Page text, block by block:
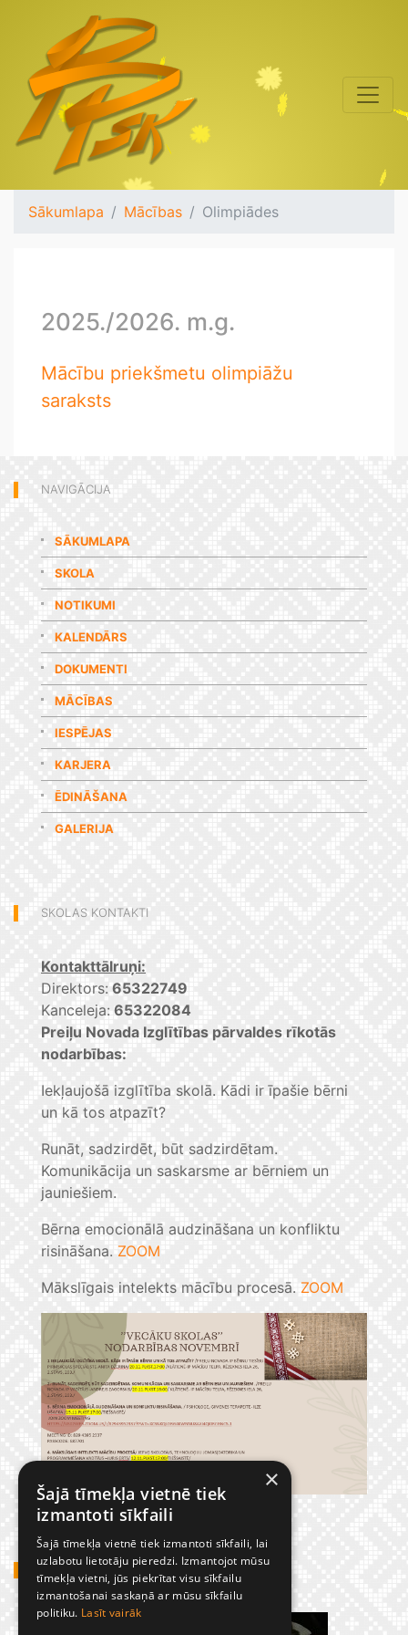
Sākumlapa Mācības Olimpiādes
2025./2026. m.g.
Mācību priekšmetu olimpiāžu
saraksts
NAVIGĀCIJA
SĀKUMLAPA
SKOLA
NOTIKUMI
KALENDĀRS
DOKUMENTI
MĀCĪBAS
IESPĒJAS
KARJERA
ĒDINĀŠANA
GALERIJA
SKOLAS KONTAKTI
Kontakttālruņi:
Direktors: 65322749
Kanceleja: 65322084
Preiļu Novada Izglītības pārvaldes rīkotās
nodarbības:
Iekļaujošā izglītība skolā. Kādi ir īpašie bērni
un kā tos atpazīt?
Runāt, sadzirdēt, būt sadzirdētam.
Komunikācija un saskarsme ar bērniem un
jauniešiem.
Bērna emocionālā audzināšana un konfliktu
risināšana. ZOOM
Mākslīgais intelekts mācību procesā. ZOOM
GADĪJUMBILDES
×
Šajā tīmekļa vietnē tiek
izmantoti sīkfaili
Šajā tīmekļa vietnē tiek izmantoti sīkfaili, lai
uzlabotu lietotāju pieredzi. Izmantojot mūsu
tīmekļa vietni, jūs piekrītat visu sīkfailu
izmantošanai saskaņā ar mūsu sīkfailu
politiku. Lasīt vairāk